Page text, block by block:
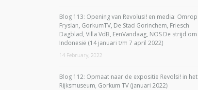
Blog 113: Opening van Revolusi! en media: Omrop
Fryslan, GorkumTV, De Stad Gorinchem, Friesch
Dagblad, Villa VdB, EenVandaag, NOS De strijd om
Indonesië (14 januari t/m 7 april 2022)
14 February, 2022
Blog 112: Opmaat naar de expositie Revolsi! in het
Rijksmuseum, Gorkum TV (januari 2022)